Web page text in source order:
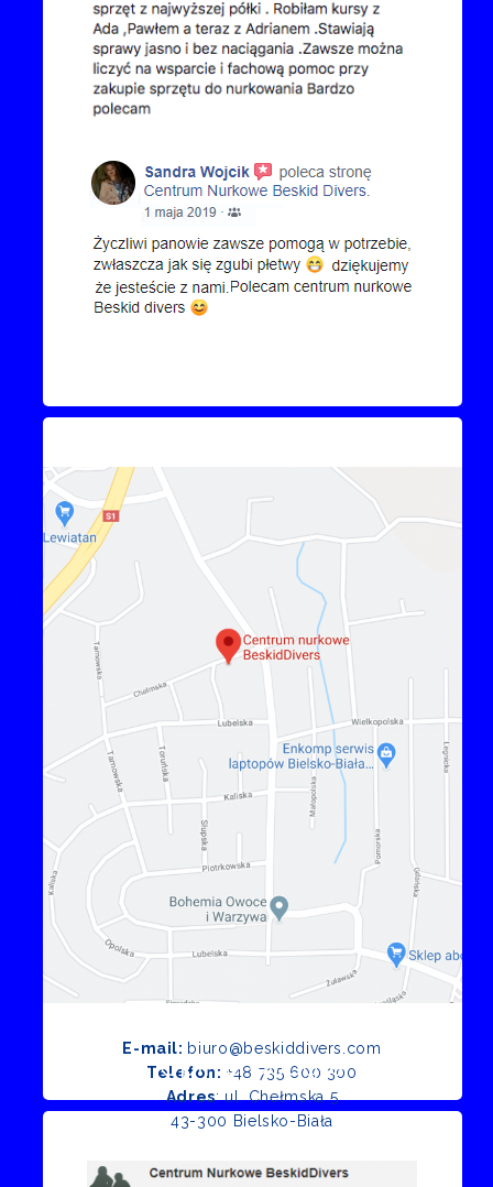
E-mail: biuro@beskiddivers.com
Telefon: +48 735 600 300
Adres: ul. Chełmska 5
43-300 Bielsko-Biała
Opinie Google